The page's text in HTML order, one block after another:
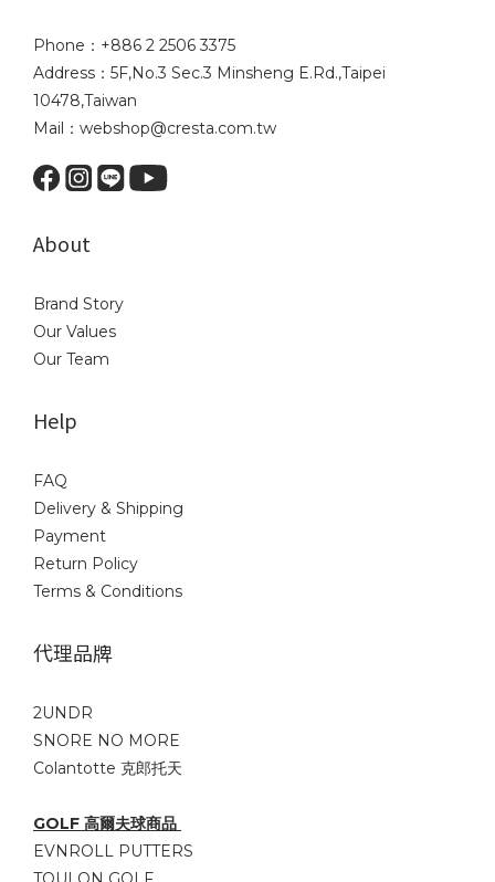
Phone：+886 2 2506 3375
Address：5F,No.3 Sec.3 Minsheng E.Rd.,Taipei
10478,Taiwan
Mail：webshop@cresta.com.tw
About
Brand Story
Our Values
Our Team
Help
FAQ
Delivery & Shipping
Payment
Return Policy
Terms & Conditions
代理品牌
2UNDR
SNORE NO MORE
Colantotte 克郎托天
GOLF 高爾夫球商品
EVNROLL PUTTERS